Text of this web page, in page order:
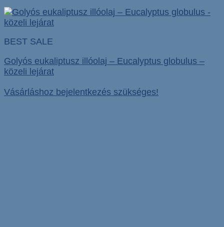
BEST SALE
Golyós eukaliptusz illóolaj – Eucalyptus globulus –
közeli lejárat
Vásárláshoz bejelentkezés szükséges!